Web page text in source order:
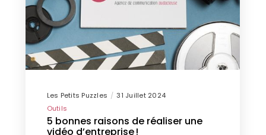
Les Petits Puzzles
31 Juillet 2024
Outils
5 bonnes raisons de réaliser une
vidéo d’entreprise !